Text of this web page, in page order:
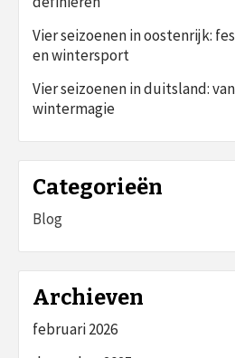
Vier seizoenen in oostenrijk:
en wintersport
Vier seizoenen in duitsland:
wintermagie
Categorieën
Blog
Archieven
februari 2026